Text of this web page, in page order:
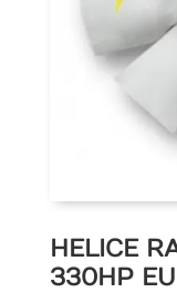
HELICE
330HP